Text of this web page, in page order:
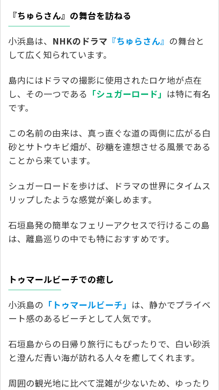
『ちゅらさん』の舞台を訪ねる
小浜島は、 NHKのドラマ 『ちゅらさん』 の舞台と
して広く知られています。
島内にはドラマの撮影に使用されたロケ地が点在
し、その一つである 「シュガーロード」 は特に有名
です。
この名前の由来は、真っ直ぐな道の両側に広がる白
砂とサトウキビ畑が、砂糖を連想させる風景である
ことから来ています。
シュガーロードを歩けば、ドラマの世界にタイムス
リップしたような感覚が楽しめます。
石垣島発の簡単なフェリーアクセスで行けるこの島
は、離島巡りの中でも特におすすめです。
トゥマールビーチでの癒し
小浜島の 「トゥマールビーチ」 は、静かでプライベ
ート感のあるビーチとして人気です。
石垣島からの日帰り旅行にもぴったりで、白い砂浜
と澄んだ青い海が訪れる人々を癒してくれます。
周囲の観光地に比べて混雑が少ないため、ゆったり